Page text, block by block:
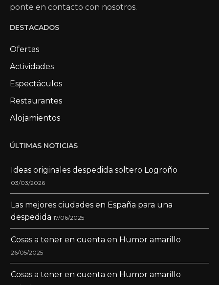
ponte en contacto con nosotros.
DESTACADOS
Ofertas
Actividades
Espectáculos
Restaurantes
Alojamientos
ÚLTIMAS NOTICIAS
Ideas originales despedida soltero Logroño
03/03/2026
Las mejores ciudades en España para una
despedida 17/06/2025
Cosas a tener en cuenta en Humor amarillo
26/05/2025
Cosas a tener en cuenta en Humor amarillo